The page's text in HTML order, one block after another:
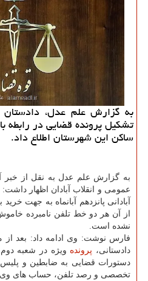
به گزارش علم عدل، دادستان
ساکن این شهرستان اطلاع داد.
به گزارش علم عدل به نقل از خبر
آبادانی پانزدهم آبانماه به جهت
از آن هر دو خط تلفن نامبرده
نشده است.
فارس نوشت: وی ادامه داد: بعد از
دادستانی، پرونده ویژه در شعبه
دستورات قضایی به ضابطین و
تخصصی و رصد تلفن، حساب های وی